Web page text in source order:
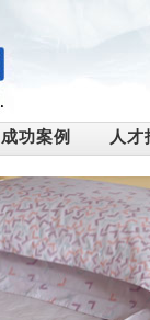
成功案例 人才